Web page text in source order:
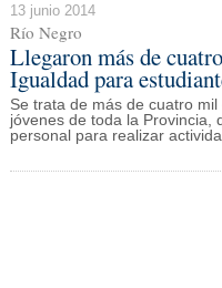
13 junio 2014
Río Negro
Llegaron más de
Igualdad para
Se trata de más de cuatro
jóvenes de toda la Provincia,
personal para realizar